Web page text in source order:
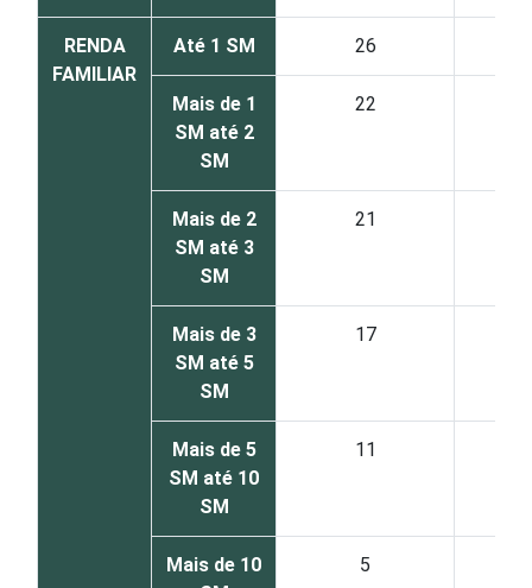
RENDA
FAMILIAR
Até 1 SM 26
Mais de 1
SM até 2
SM
22
Mais de 2
SM até 3
SM
21
Mais de 3
SM até 5
SM
17
Mais de 5
SM até 10
SM
11
Mais de 10
5